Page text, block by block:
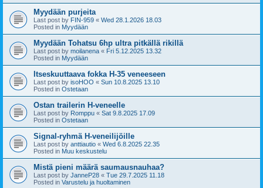
Myydään purjeita
Last post by FIN-959 « Wed 28.1.2026 18.03
Posted in Myydään
Myydään Tohatsu 6hp ultra pitkällä rikillä
Last post by moilanena « Fri 5.12.2025 13.32
Posted in Myydään
Itseskuuttaava fokka H-35 veneeseen
Last post by isoHOO « Sun 10.8.2025 13.10
Posted in Ostetaan
Ostan trailerin H-veneelle
Last post by Romppu « Sat 9.8.2025 17.09
Posted in Ostetaan
Signal-ryhmä H-veneilijöille
Last post by anttiautio « Wed 6.8.2025 22.35
Posted in Muu keskustelu
Mistä pieni määrä saumausnauhaa?
Last post by JanneP28 « Tue 29.7.2025 11.18
Posted in Varustelu ja huoltaminen